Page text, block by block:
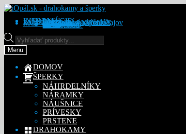
Preskočiť
navigáciu
Preskočiť
obsah
KONTAKT
INFORMÁCIE
Obchodné podmienky
Reklamačný poriadok
Ochrana osobných údajov
MÔJ ÚČETObjednávky
Adresy
Detaily účtu
Na stiahnutie
Products
search
Menu
DOMOV
ŠPERKY
NÁHRDELNÍKY
NÁRAMKY
NÁUŠNICE
PRÍVESKY
PRSTENE
DRAHOKAMY